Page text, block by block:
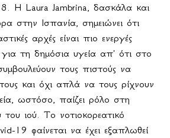
Η Laura Jambrina, δασκάλα και
στην Ισπανία, σημειώνει ότι
αρχές είναι πιο ενεργές
τη δημόσια υγεία απ' ότι στο
τους πιστούς να
και όχι απλά να τους ρίχνουν
ωστόσο, παίζει ρόλο στη
ιού. Το νοτιοκορεατικό
19 φαίνεται να έχει εξαπλωθεί